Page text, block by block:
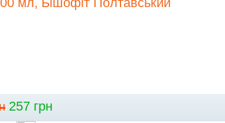
257 грн